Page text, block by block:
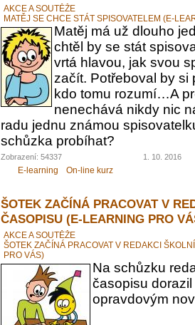
AKCE A SOUTĚŽE
MATĚJ SE CHCE STÁT SPISOVATELEM (E-
Matěj má už dlouho
chtěl by se stát
vrtá hlavou, jak svou
začít. Potřeboval by si
kdo tomu rozumí…A
nenechává nikdy nic
radu jednu známou
schůzka probíhat?
Zobrazení: 54337 1. 10. 2016
E-learning On-line kurz
ŠOTEK ZAČÍNÁ PRACOVAT V
ČASOPISU (E-LEARNING PRO
AKCE A SOUTĚŽE
ŠOTEK ZAČÍNÁ PRACOVAT V REDAKCI
PRO VÁS)
Na schůzku
časopisu
opravdovým